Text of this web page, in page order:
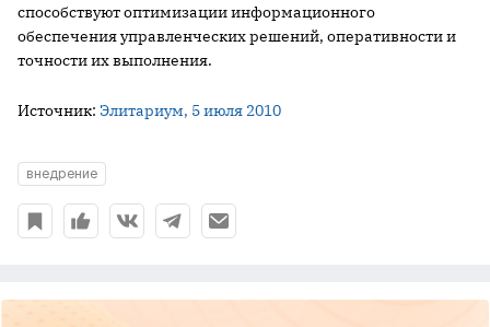
способствуют оптимизации информационного
обеспечения управленческих решений, оперативности и
точности их выполнения.
Источник: Элитариум, 5 июля 2010
внедрение